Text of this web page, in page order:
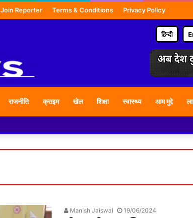
Join Reporter Terms & Conditions Privacy Policy
हिन्दी
राजनीति क्राइम खेल शिक्षा स्वास्थ्य आम मुद्दे
Manish Jaiswal 19/06/2024